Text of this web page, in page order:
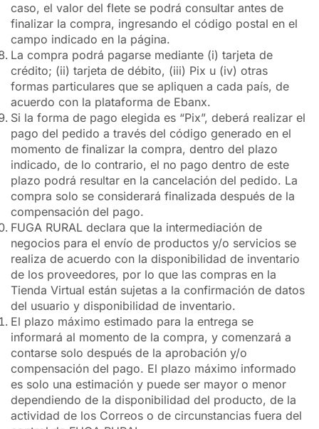
caso, el valor del flete se podrá consultar antes de
finalizar la compra, ingresando el código postal en el
campo indicado en la página.
La compra podrá pagarse mediante (i) tarjeta de
crédito; (ii) tarjeta de débito, (iii) Pix u (iv) otras
formas particulares que se apliquen a cada país, de
acuerdo con la plataforma de Ebanx.
Si la forma de pago elegida es “Pix”, deberá realizar el
pago del pedido a través del código generado en el
momento de finalizar la compra, dentro del plazo
indicado, de lo contrario, el no pago dentro de este
plazo podrá resultar en la cancelación del pedido. La
compra solo se considerará finalizada después de la
compensación del pago.
FUGA RURAL declara que la intermediación de
negocios para el envío de productos y/o servicios se
realiza de acuerdo con la disponibilidad de inventario
de los proveedores, por lo que las compras en la
Tienda Virtual están sujetas a la confirmación de datos
del usuario y disponibilidad de inventario.
El plazo máximo estimado para la entrega se
informará al momento de la compra, y comenzará a
contarse solo después de la aprobación y/o
compensación del pago. El plazo máximo informado
es solo una estimación y puede ser mayor o menor
dependiendo de la disponibilidad del producto, de la
actividad de los Correos o de circunstancias fuera del